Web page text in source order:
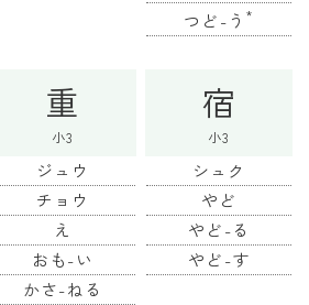
つど-う *
重
小3
ジュウ
チョウ
え
おも-い
かさ-ねる
宿
小3
シュク
やど
やど-る
やど-す